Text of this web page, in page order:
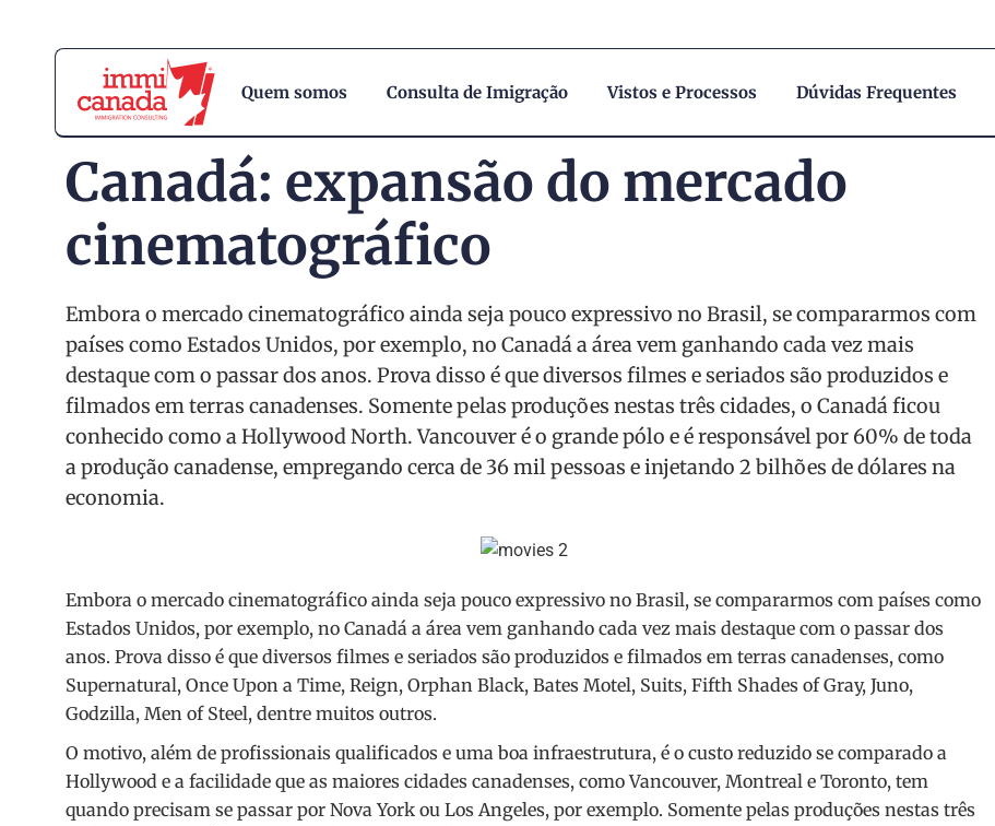
Quem somos Consulta de Imigração Vistos e Processos Dúvidas Frequentes
Canadá: expansão do mercado
cinematográfico
Embora o mercado cinematográfico ainda seja pouco expressivo no Brasil, se compararmos com
países como Estados Unidos, por exemplo, no Canadá a área vem ganhando cada vez mais
destaque com o passar dos anos. Prova disso é que diversos filmes e seriados são produzidos e
filmados em terras canadenses. Somente pelas produções nestas três cidades, o Canadá ficou
conhecido como a Hollywood North. Vancouver é o grande pólo e é responsável por 60% de toda
a produção canadense, empregando cerca de 36 mil pessoas e injetando 2 bilhões de dólares na
economia.
Embora o mercado cinematográfico ainda seja pouco expressivo no Brasil, se compararmos com países como
Estados Unidos, por exemplo, no Canadá a área vem ganhando cada vez mais destaque com o passar dos
anos. Prova disso é que diversos filmes e seriados são produzidos e filmados em terras canadenses, como
Supernatural, Once Upon a Time, Reign, Orphan Black, Bates Motel, Suits, Fifth Shades of Gray, Juno,
Godzilla, Men of Steel, dentre muitos outros.
O motivo, além de profissionais qualificados e uma boa infraestrutura, é o custo reduzido se comparado a
Hollywood e a facilidade que as maiores cidades canadenses, como Vancouver, Montreal e Toronto, tem
quando precisam se passar por Nova York ou Los Angeles, por exemplo. Somente pelas produções nestas três